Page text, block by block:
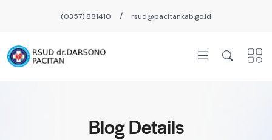
(0357) 881410 / rsud@pacitankab.go.id
Blog Details